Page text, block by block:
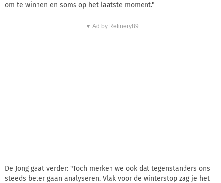
om te winnen en soms op het laatste moment."
▼ Ad by Refinery89
De Jong gaat verder: "Toch merken we ook dat tegenstanders ons
steeds beter gaan analyseren. Vlak voor de winterstop zag je het